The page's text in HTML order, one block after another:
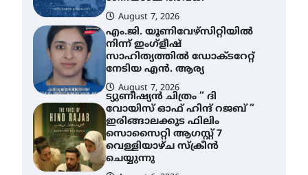
August 7, 2026
എം.ജി. യൂണിവേഴ്‌സിറ്റിയിൽ
നിന്ന് ഇംഗ്ളീഷ്
സാഹിത്യത്തിൽ ഡോക്ടറേറ്റ്
നേടിയ എൻ. ആര്യ
August 7, 2026
ട്യുണീഷ്യൻ ചിത്രം ” ദി
വോയിസ് ഓഫ് ഹിന്ദ് റജബ് ”
ഇരിങ്ങാലക്കുട ഫിലിം
സൊസൈറ്റി ആഗസ്റ്റ് 7
വെള്ളിയാഴ്ച സ്‌ക്രീൻ
ചെയ്യുന്നു